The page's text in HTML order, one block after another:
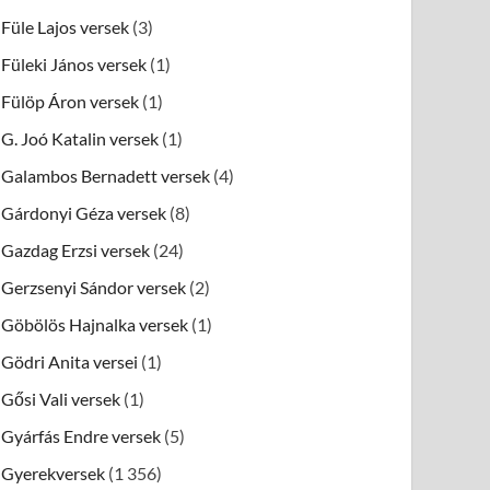
Füle Lajos versek (3)
Füleki János versek (1)
Fülöp Áron versek (1)
G. Joó Katalin versek (1)
Galambos Bernadett versek (4)
Gárdonyi Géza versek (8)
Gazdag Erzsi versek (24)
Gerzsenyi Sándor versek (2)
Göbölös Hajnalka versek (1)
Gödri Anita versei (1)
Gősi Vali versek (1)
Gyárfás Endre versek (5)
Gyerekversek (1 356)